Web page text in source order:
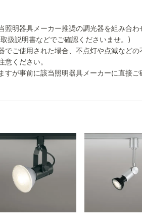
明器具メーカー推奨の調光器を組み合わ
扱説明書などでご確認くださいませ。)
ご使用された場合、不点灯や点滅などの
ください。
が事前に該当照明器具メーカーに直接ご